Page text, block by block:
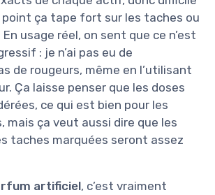
point ça tape fort sur les taches ou
usage réel, on sent que ce n’est
: je n’ai pas eu de
de rougeurs, même en l’utilisant
Ça laisse penser que les doses
ce qui est bien pour les
mais ça veut aussi dire que les
taches marquées seront assez
artificiel, c’est vraiment